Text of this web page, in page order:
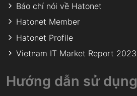
Báo chí nói về Hatonet
Hatonet Member
Hatonet Profile
Vietnam IT Market Report 2023
Hướng dẫn sử dụng